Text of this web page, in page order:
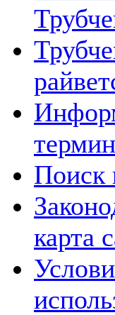
Поиск
карта